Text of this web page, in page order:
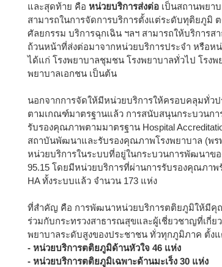
และสุดท้าย คือ หน่วยบริการส่งต่อ เป็นสถานพยา
สามารถในการจัดการบริการตั้งแต่ระดับทุติยภูมิ
ศัลยกรรม บริการฉุกเฉิน ฯลฯ สามารถให้บริการ
ถ้วนหน้าที่ส่งต่อมาจากหน่วยบริการประจำ หรือ
ได้แก่ โรงพยาบาลชุมชน โรงพยาบาลทั่วไป โรงพ
พยาบาลเอกชน เป็นต้น
นอกจากการจัดให้มีหน่วยบริการให้ครอบคลุมทั่
ตามเกณฑ์มาตรฐานแล้ว การสนับสนุนกระบวนก
รับรองคุณภาพตามมาตรฐาน Hospital
สถาบันพัฒนาและรับรองคุณภาพโรงพยาบาล (พร
หน่วยบริการในระบบที่อยู่ในกระบวนการพัฒนาขอ
95.15 โดยมีหน่วยบริการที่ผ่านการรับรองคุณภา
HA ทั้งระบบแล้ว จำนวน 173 แห่ง
ที่สำคัญ คือ การพัฒนาหน่วยบริการตติยภูมิให้มีคุ
ร่วมกับกระทรวงสาธารณสุขและผู้เชี่ยวชาญที่เกี่ย
พยาบาลระดับสูงของประชาชน ทั่วทุกภูมิภาค ตั้ง
- หน่วยบริการตติยภูมิด้านหัวใจ 46 แห่ง
- หน่วยบริการตติยภูมิเฉพาะด้านมะเร็ง 30 แห่ง